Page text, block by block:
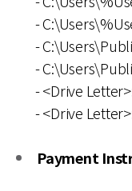
-
-
-
- <Drive
- <Drive
Payment